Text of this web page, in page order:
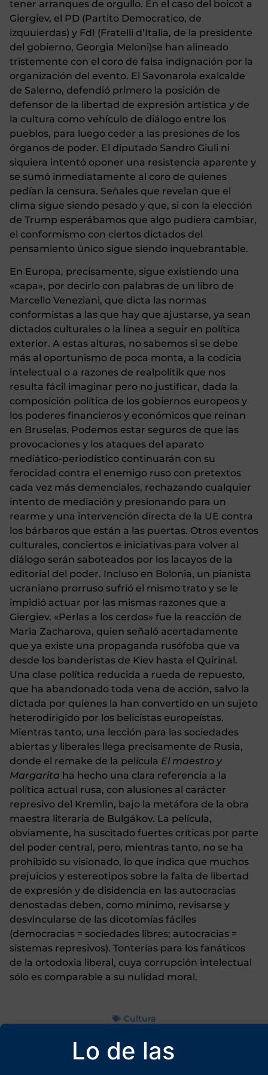
Lo de las
tener arranques de orgullo. En el caso del boicot a
Giergiev, el PD (Partito Democratico, de
izquuierdas) y FdI (Fratelli d’Italia, de la presidente
del gobierno, Georgia Meloni)se han alineado
tristemente con el coro de falsa indignación por la
organización del evento. El Savonarola exalcalde
de Salerno, defendió primero la posición de
defensor de la libertad de expresión artística y de
la cultura como vehículo de diálogo entre los
pueblos, para luego ceder a las presiones de los
órganos de poder. El diputado Sandro Giuli ni
siquiera intentó oponer una resistencia aparente y
se sumó inmediatamente al coro de quienes
pedían la censura. Señales que revelan que el
clima sigue siendo pesado y que, si con la elección
de Trump esperábamos que algo pudiera cambiar,
el conformismo con ciertos dictados del
pensamiento único sigue siendo inquebrantable.
En Europa, precisamente, sigue existiendo una
«capa», por decirlo con palabras de un libro de
Marcello Veneziani, que dicta las normas
conformistas a las que hay que ajustarse, ya sean
dictados culturales o la línea a seguir en política
exterior. A estas alturas, no sabemos si se debe
más al oportunismo de poca monta, a la codicia
intelectual o a razones de realpolitik que nos
resulta fácil imaginar pero no justificar, dada la
composición política de los gobiernos europeos y
los poderes financieros y económicos que reinan
en Bruselas. Podemos estar seguros de que las
provocaciones y los ataques del aparato
mediático-periodístico continuarán con su
ferocidad contra el enemigo ruso con pretextos
cada vez más demenciales, rechazando cualquier
intento de mediación y presionando para un
rearme y una intervención directa de la UE contra
los bárbaros que están a las puertas. Otros eventos
culturales, conciertos e iniciativas para volver al
diálogo serán saboteados por los lacayos de la
editorial del poder. Incluso en Bolonia, un pianista
ucraniano prorruso sufrió el mismo trato y se le
impidió actuar por las mismas razones que a
Giergiev. «Perlas a los cerdos» fue la reacción de
Maria Zacharova, quien señaló acertadamente
que ya existe una propaganda rusófoba que va
desde los banderistas de Kiev hasta el Quirinal.
Una clase política reducida a rueda de repuesto,
que ha abandonado toda vena de acción, salvo la
dictada por quienes la han convertido en un sujeto
heterodirigido por los belicistas europeístas.
Mientras tanto, una lección para las sociedades
abiertas y liberales llega precisamente de Rusia,
donde el remake de la película El maestro y
Margarita ha hecho una clara referencia a la
política actual rusa, con alusiones al carácter
represivo del Kremlin, bajo la metáfora de la obra
maestra literaria de Bulgákov. La película,
obviamente, ha suscitado fuertes críticas por parte
del poder central, pero, mientras tanto, no se ha
prohibido su visionado, lo que indica que muchos
prejuicios y estereotipos sobre la falta de libertad
de expresión y de disidencia en las autocracias
denostadas deben, como mínimo, revisarse y
desvincularse de las dicotomías fáciles
(democracias = sociedades libres; autocracias =
sistemas represivos). Tonterías para los fanáticos
de la ortodoxia liberal, cuya corrupción intelectual
sólo es comparable a su nulidad moral.
Cultura